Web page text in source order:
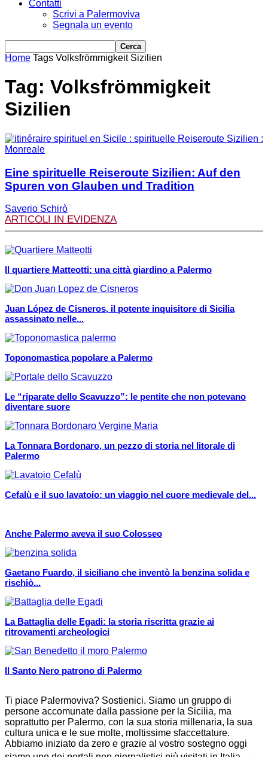
Contatti
Scrivi a Palermoviva
Segnala un evento
Home Tags Volksfrömmigkeit Sizilien
Tag: Volksfrömmigkeit
Sizilien
Eine spirituelle Reiseroute Sizilien: Auf den
Spuren von Glauben und Tradition
Saverio Schirò
ARTICOLI IN EVIDENZA
Il quartiere Matteotti: una città giardino a Palermo
Juan López de Cisneros, il potente inquisitore di Sicilia
assassinato nelle...
Toponomastica popolare a Palermo
Le “riparate dello Scavuzzo”: le pentite che non potevano
diventare suore
La Tonnara Bordonaro, un pezzo di storia nel litorale di
Palermo
Cefalù e il suo lavatoio: un viaggio nel cuore medievale del...
Anche Palermo aveva il suo Colosseo
Gaetano Fuardo, il siciliano che inventò la benzina solida e
rischiò...
La Battaglia delle Egadi: la storia riscritta grazie ai
ritrovamenti archeologici
Il Santo Nero patrono di Palermo
Ti piace Palermoviva? Sostienici. Siamo un gruppo di
persone accomunate dalla passione per la Sicilia, ma
soprattutto per Palermo, con la sua storia millenaria, la sua
cultura unica e le sue molte, moltissime sfaccettature.
Abbiamo iniziato da zero e grazie al vostro sostegno oggi